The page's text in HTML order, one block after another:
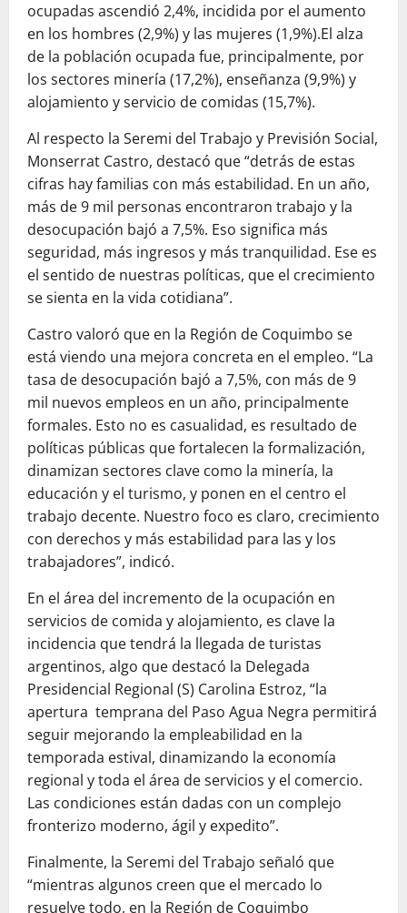
ocupadas ascendió 2,4%, incidida por el aumento
en los hombres (2,9%) y las mujeres (1,9%).El alza
de la población ocupada fue, principalmente, por
los sectores minería (17,2%), enseñanza (9,9%) y
alojamiento y servicio de comidas (15,7%).
Al respecto la Seremi del Trabajo y Previsión Social,
Monserrat Castro, destacó que “detrás de estas
cifras hay familias con más estabilidad. En un año,
más de 9 mil personas encontraron trabajo y la
desocupación bajó a 7,5%. Eso significa más
seguridad, más ingresos y más tranquilidad. Ese es
el sentido de nuestras políticas, que el crecimiento
se sienta en la vida cotidiana”.
Castro valoró que en la Región de Coquimbo se
está viendo una mejora concreta en el empleo. “La
tasa de desocupación bajó a 7,5%, con más de 9
mil nuevos empleos en un año, principalmente
formales. Esto no es casualidad, es resultado de
políticas públicas que fortalecen la formalización,
dinamizan sectores clave como la minería, la
educación y el turismo, y ponen en el centro el
trabajo decente. Nuestro foco es claro, crecimiento
con derechos y más estabilidad para las y los
trabajadores”, indicó.
En el área del incremento de la ocupación en
servicios de comida y alojamiento, es clave la
incidencia que tendrá la llegada de turistas
argentinos, algo que destacó la Delegada
Presidencial Regional (S) Carolina Estroz, “la
apertura temprana del Paso Agua Negra permitirá
seguir mejorando la empleabilidad en la
temporada estival, dinamizando la economía
regional y toda el área de servicios y el comercio.
Las condiciones están dadas con un complejo
fronterizo moderno, ágil y expedito”.
Finalmente, la Seremi del Trabajo señaló que
“mientras algunos creen que el mercado lo
resuelve todo, en la Región de Coquimbo